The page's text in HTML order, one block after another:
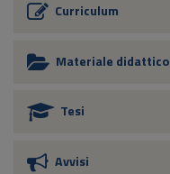
Curriculum
Materiale didattico
Tesi
Avvisi